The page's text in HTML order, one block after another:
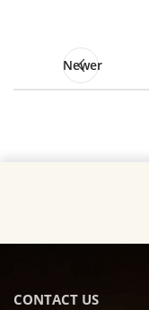
Newer
CONTACT US